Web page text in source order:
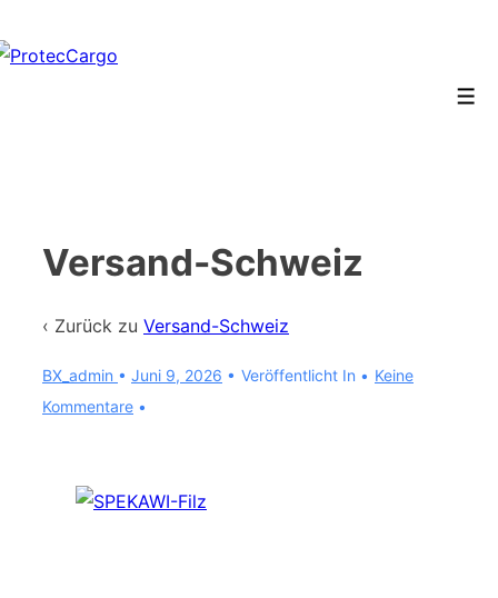
Zum
Versand-Schweiz
‹ Zurück zu Versand-Schweiz
BX_admin • Juni 9, 2026 Veröffentlicht In
Keine
Kommentare